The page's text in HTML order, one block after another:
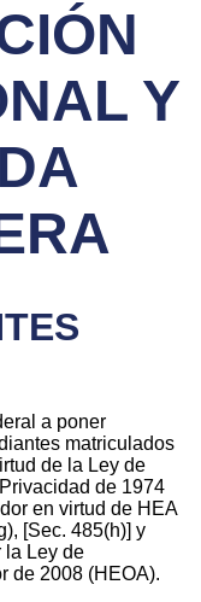
Y
a poner
matriculados
de la Ley de
de 1974
en virtud de HEA
[Sec. 485(h)] y
la Ley de
de 2008 (HEOA).